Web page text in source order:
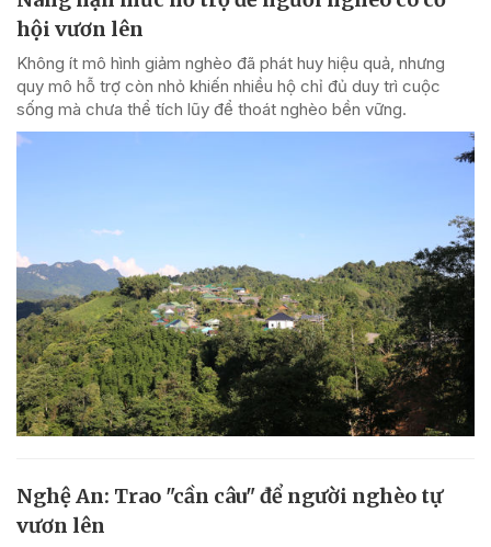
hội vươn lên
Không ít mô hình giảm nghèo đã phát huy hiệu quả, nhưng
quy mô hỗ trợ còn nhỏ khiến nhiều hộ chỉ đủ duy trì cuộc
sống mà chưa thể tích lũy để thoát nghèo bền vững.
Nghệ An: Trao "cần câu" để người nghèo tự
vươn lên